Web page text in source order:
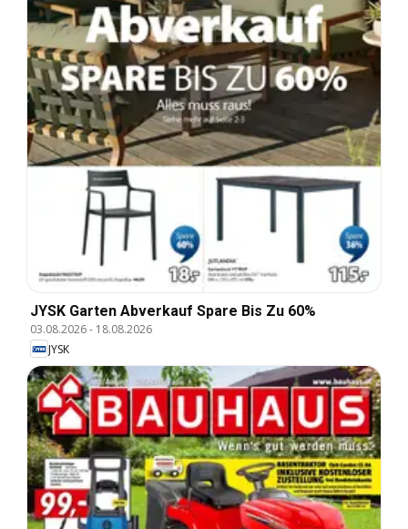
JYSK Garten Abverkauf Spare Bis Zu 60%
03.08.2026- 18.08.2026
JYSK